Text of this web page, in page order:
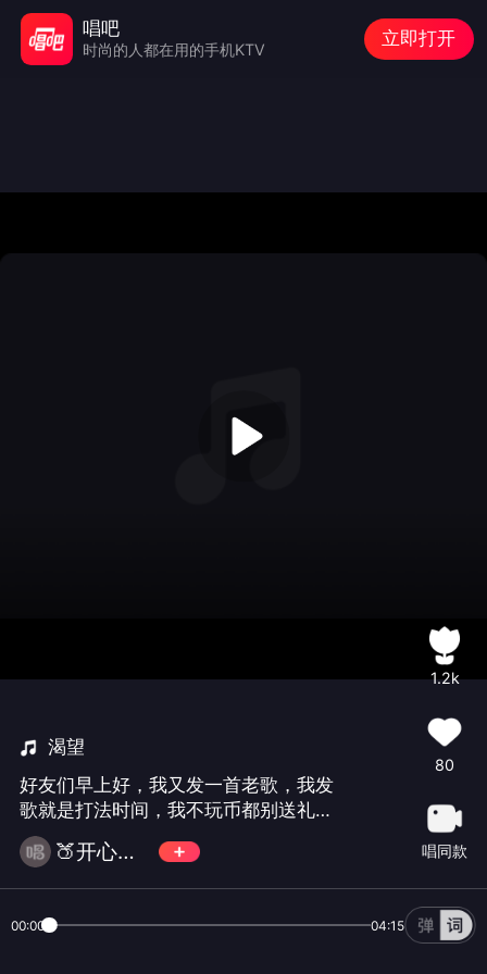
渴望
好友们早上好，我又发一首老歌，我发
歌就是打法时间，我不玩币都别送礼，
送了我没有礼物还，只要玩的开心就
好。
🍑开心就好🍑两周一歌
1.2k
80
唱同款
00:00 04:15
唱吧
时尚的人都在用的手机KTV
立即打开